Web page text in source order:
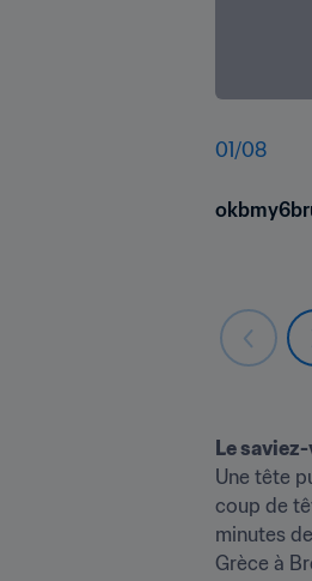
01 /08
Le
Une tête
coup de
minutes
Grèce à